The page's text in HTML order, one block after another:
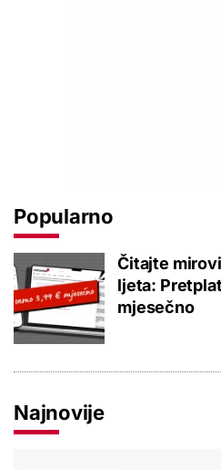
Popularno
Čitajte
ljeta:
mjesečno
Najnovije